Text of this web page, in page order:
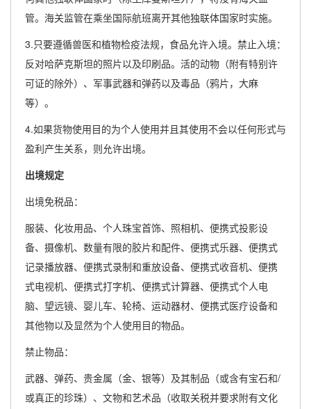
管。海关监管在乘坐国际航班离开其他独联体国家时实施。
3.只要遵循兽医和植物检疫法规，食品允许入境。禁止入境：
反对哈萨克斯坦的照片以及印刷品。活的动物（附有特别许
可证的除外）、军事武器和弹药以及毒品（鸦片，大麻
等）。
4.如果货物使用目的为个人使用并且其使用不会以任何形式与
盈利产生关系，则允许出境。
出境规定
出境免税品：
服装、化妆用品、个人珠宝首饰、照相机、便携式投影设
备、摄像机、数量有限的胶片和配件、便携式乐器、便携式
记录播放器、便携式录制和重放设备、便携式收音机、便携
式电视机、便携式打字机、便携式计算器、便携式个人电
脑、望远镜、婴儿车、轮椅、运动器材、便携式医疗设备和
其他物以及显然为个人使用目的物品。
禁止物品：
武器、弹药、贵金属（金、银等）及其制品（或含有宝石和/
或真正的珍珠）、文物和艺术品（收取关税并要求附有文化